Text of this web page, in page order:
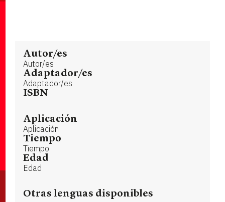
Autor/es
Autor/es
Adaptador/es
Adaptador/es
ISBN
Aplicación
Aplicación
Tiempo
Tiempo
Edad
Edad
Otras lenguas disponibles